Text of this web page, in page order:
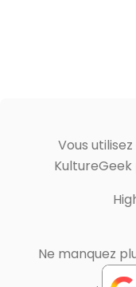
Vous
Ne manquez